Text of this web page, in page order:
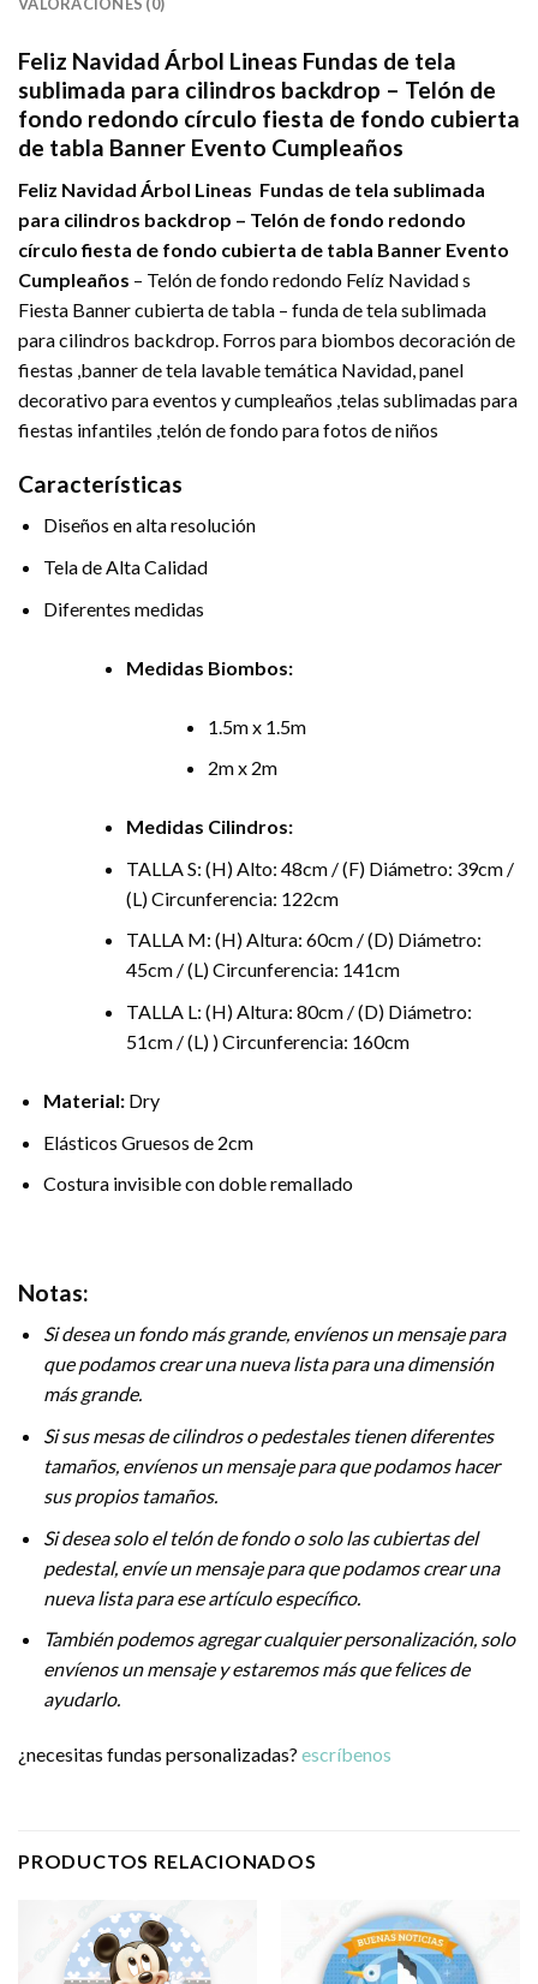
VALORACIONES (0)
Feliz Navidad Árbol Lineas Fundas de tela
sublimada para cilindros backdrop – Telón de
fondo redondo círculo fiesta de fondo cubierta
de tabla Banner Evento Cumpleaños
Feliz Navidad Árbol Lineas Fundas de tela sublimada
para cilindros backdrop – Telón de fondo redondo
círculo fiesta de fondo cubierta de tabla Banner Evento
Cumpleaños – Telón de fondo redondo Felíz Navidad s
Fiesta Banner cubierta de tabla – funda de tela sublimada
para cilindros backdrop. Forros para biombos decoración de
fiestas ,banner de tela lavable temática Navidad, panel
decorativo para eventos y cumpleaños ,telas sublimadas para
fiestas infantiles ,telón de fondo para fotos de niños
Características
Diseños en alta resolución
Tela de Alta Calidad
Diferentes medidas
Medidas Biombos:
1.5m x 1.5m
2m x 2m
Medidas Cilindros:
TALLA S: (H) Alto: 48cm / (F) Diámetro: 39cm /
(L) Circunferencia: 122cm
TALLA M: (H) Altura: 60cm / (D) Diámetro:
45cm / (L) Circunferencia: 141cm
TALLA L: (H) Altura: 80cm / (D) Diámetro:
51cm / (L) ) Circunferencia: 160cm
Material:Dry
Elásticos Gruesos de 2cm
Costura invisible con doble remallado
Notas:
Si desea un fondo más grande, envíenos un mensaje para
que podamos crear una nueva lista para una dimensión
más grande.
Si sus mesas de cilindros o pedestales tienen diferentes
tamaños, envíenos un mensaje para que podamos hacer
sus propios tamaños.
Si desea solo el telón de fondo o solo las cubiertas del
pedestal, envíe un mensaje para que podamos crear una
nueva lista para ese artículo específico.
También podemos agregar cualquier personalización, solo
envíenos un mensaje y estaremos más que felices de
ayudarlo.
¿necesitas fundas personalizadas? escríbenos
PRODUCTOS RELACIONADOS